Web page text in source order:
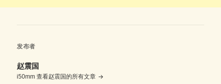
发布者
赵震国
i50mm查看赵震国的所有文章